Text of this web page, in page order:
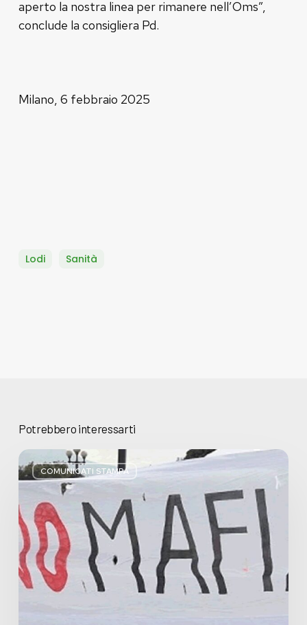
aperto la nostra linea per rimanere nell’Oms”,
conclude la consigliera Pd.
Milano, 6 febbraio 2025
Lodi Sanità
Potrebbero interessarti
COMUNICATI STAMPA
Basta
bugie,
Regione
Lombardia
pratica
l’antimafia
solo
a
parole